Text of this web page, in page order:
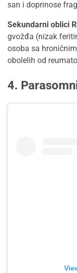
san i doprinose
Sekundarni oblici
gvožđa (nizak
osoba sa
obolelih od
4.